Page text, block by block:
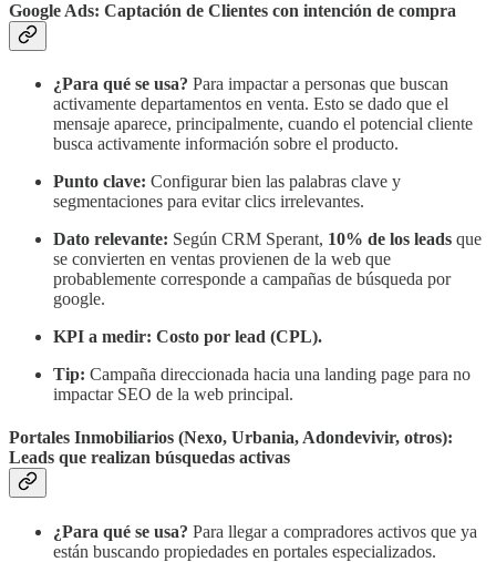
Google Ads: Captación de Clientes con intención de compra
¿Para qué se usa? Para impactar a personas que buscan
activamente departamentos en venta. Esto se dado que el
mensaje aparece, principalmente, cuando el potencial cliente
busca activamente información sobre el producto.
Punto clave: Configurar bien las palabras clave y
segmentaciones para evitar clics irrelevantes.
Dato relevante: Según CRM Sperant, 10% de los leads que
se convierten en ventas provienen de la web que
probablemente corresponde a campañas de búsqueda por
google.
KPI a medir: Costo por lead (CPL).
Tip: Campaña direccionada hacia una landing page para no
impactar SEO de la web principal.
Portales Inmobiliarios (Nexo, Urbania, Adondevivir, otros):
Leads que realizan búsquedas activas
¿Para qué se usa? Para llegar a compradores activos que ya
están buscando propiedades en portales especializados.